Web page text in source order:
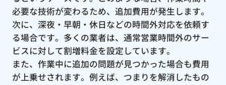
必要な技術が変わるため、追加費用が発生します。
次に、深夜・早朝・休日などの時間外対応を依頼す
る場合です。多くの業者は、通常営業時間外のサー
ビスに対して割増料金を設定しています。
また、作業中に追加の問題が見つかった場合も費用
が上乗せされます。例えば、つまりを解消したもの